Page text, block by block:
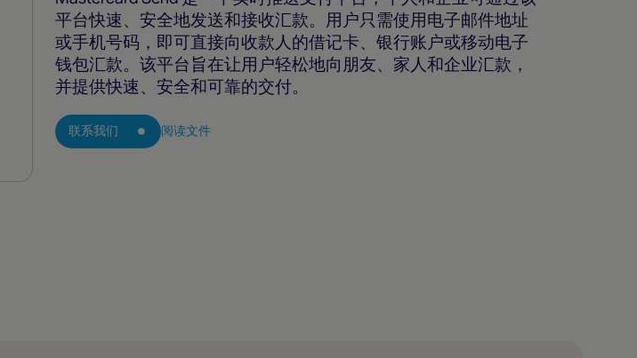
平台快速、安全地发送和接收汇款。用户只需使用电子邮件地址
或手机号码，即可直接向收款人的借记卡、银行账户或移动电子
钱包汇款。该平台旨在让用户轻松地向朋友、家人和企业汇款，
并提供快速、安全和可靠的交付。
联系我们 阅读文件